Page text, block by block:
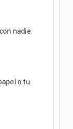
nadie
o tu